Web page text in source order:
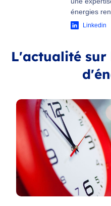
énergies
Linkedin
L'actualité sur